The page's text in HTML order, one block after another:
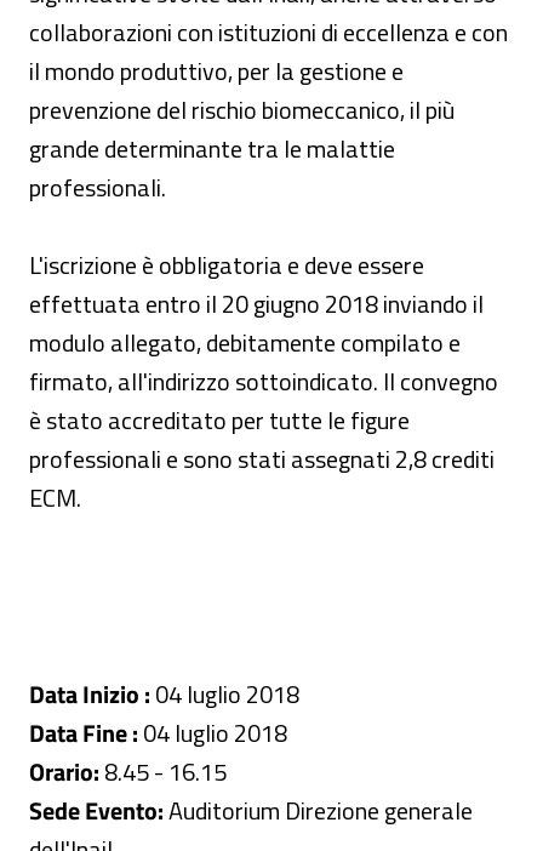
collaborazioni con istituzioni di eccellenza e con
il mondo produttivo, per la gestione e
prevenzione del rischio biomeccanico, il più
grande determinante tra le malattie
professionali.
L'iscrizione è obbligatoria e deve essere
effettuata entro il 20 giugno 2018 inviando il
modulo allegato, debitamente compilato e
firmato, all'indirizzo sottoindicato. Il convegno
è stato accreditato per tutte le figure
professionali e sono stati assegnati 2,8 crediti
ECM.
Data Inizio :04 luglio 2018
Data Fine :04 luglio 2018
Orario:8.45 - 16.15
Sede Evento:Auditorium Direzione generale